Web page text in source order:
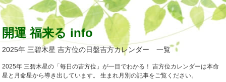
開運 福来る info
2025年 三碧木星 吉方位の日盤吉方カレンダー 一覧
2025年 三碧木星の「毎日の吉方位」が一目でわかる！ 吉方位カレンダーは本命
星と月命星から導き出しています。 生まれ月別の記事をご覧ください。